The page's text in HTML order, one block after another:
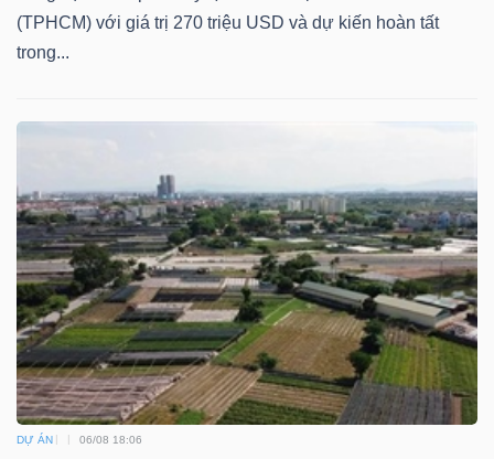
(TPHCM) với giá trị 270 triệu USD và dự kiến hoàn tất
trong...
DỰ ÁN 06/08 18:06
ĐỘNG
SẢN
(-)
Tất cả Cổ phiếu Chỉ số Chứng chỉ quỹ Chứng
Lãnh
đạo
(-)
Tất cả Người nội bộ Người liên quan Cổ đông lớn